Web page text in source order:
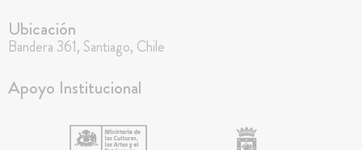
Ubicación
Bandera 361, Santiago, Chile
Apoyo Institucional